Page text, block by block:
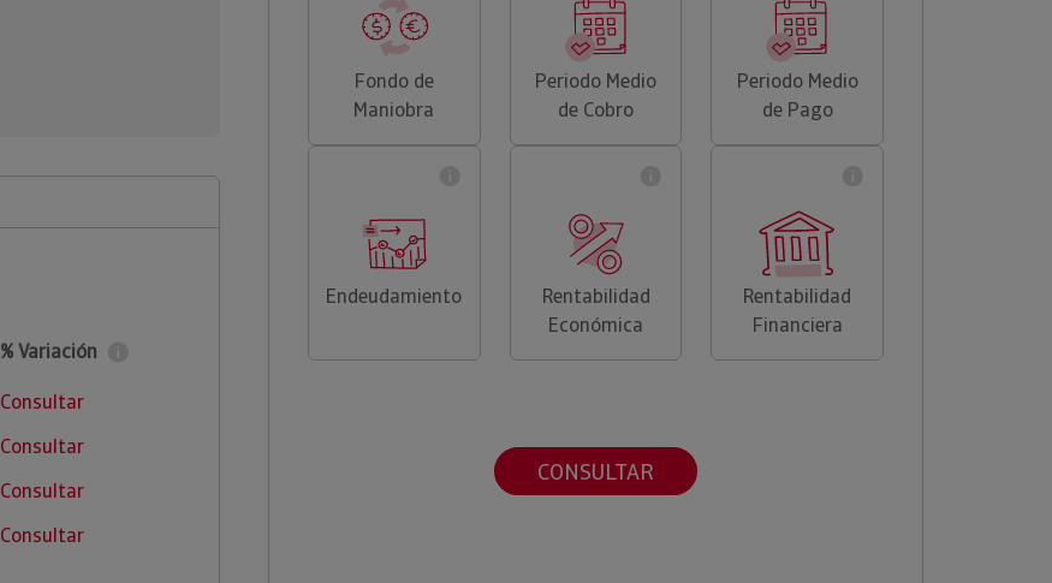
% Variación
Consultar
Consultar
Consultar
Consultar
Fondo de
Maniobra
Periodo Medio
de Cobro
Periodo Medio
de Pago
Endeudamiento
Rentabilidad
Económica
Rentabilidad
Financiera
CONSULTAR